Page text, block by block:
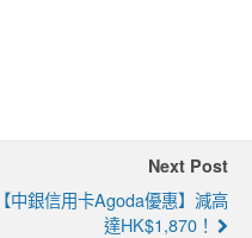
Next Post
【中銀信用卡Agoda優惠】減高
達HK$1,870！